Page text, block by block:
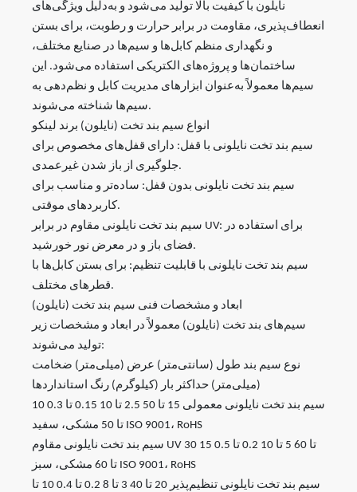
نایلون با کیفیت بالا تولید می‌شود و به‌دلیل ویژگی‌های
انعطاف‌پذیری، مقاومت در برابر حرارت و رطوبت، برای بستن
و نگهداری منظم کابل‌ها و سیم‌ها در صنایع مختلف،
ساختمان‌ها و پروژه‌های الکتریکی استفاده می‌شود. این
سیم‌ها معمولاً به‌عنوان ابزارهای مدیریت کابل و نظم‌دهی به
سیم‌ها شناخته می‌شوند.
انواع سیم بند تخت (نایلون) برند لینکو
سیم بند تخت نایلونی با قفل: دارای قفل‌های مخصوص برای
جلوگیری از باز شدن غیرعمدی.
سیم بند تخت نایلونی بدون قفل: ساده‌تر و مناسب برای
کاربردهای موقتی.
سیم بند تخت نایلونی مقاوم در برابر UV: برای استفاده در
فضای باز و در معرض نور خورشید.
سیم بند تخت نایلونی با قابلیت تنظیم: برای بستن کابل‌ها با
قطرهای مختلف.
ابعاد و مشخصات فنی سیم بند تخت (نایلون)
سیم‌های بند تخت (نایلون) معمولاً در ابعاد و مشخصات زیر
تولید می‌شوند:
نوع سیم بند طول (سانتی‌متر) عرض (میلی‌متر) ضخامت
(میلی‌متر) حداکثر بار (کیلوگرم) رنگ استانداردها
سیم بند تخت نایلونی معمولی 15 تا 50 2.5 تا 10 0.15 تا 0.3 10
تا 50 مشکی، سفید ISO 9001، RoHS
سیم بند تخت نایلونی مقاوم UV 30 تا 60 5 تا 10 0.2 تا 0.5 15
تا 60 مشکی، سبز ISO 9001، RoHS
سیم بند تخت نایلونی تنظیم‌پذیر 20 تا 40 3 تا 8 0.2 تا 0.4 10 تا